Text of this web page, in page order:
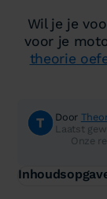
Wil je je
voor je
theorie
Door
Laatst
Onze